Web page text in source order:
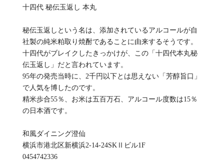
十四代 秘伝玉返し 本丸
秘伝玉返しという名は、添加されているアルコールが自
社製の純米粕取り焼酎であることに由来するそうです。
十四代がブレイクしたきっかけが、この「十四代本丸秘
伝玉返し」だと言われています。
95年の発売当時に、2千円以下とは思えない「芳醇旨口」
で人気を博したのです。
精米歩合55％、お米は五百万石、アルコール度数は15％
の日本酒です。
和風ダイニング澄仙
横浜市港北区新横浜2-14-24SKⅡビル1F
0454742336